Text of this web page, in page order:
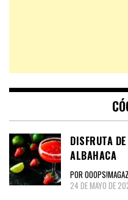
DISFRUTA
ALBAHACA
POR
24 DE MAYO DE